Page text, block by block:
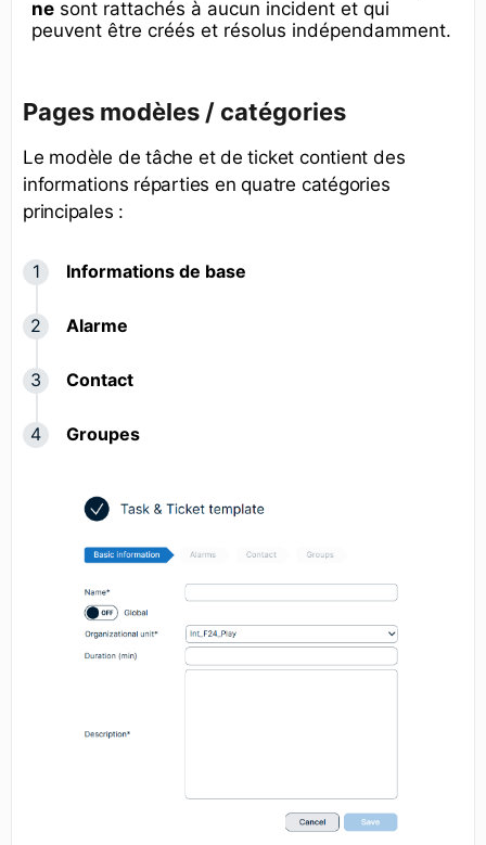
ne sont rattachés à aucun incident et qui
peuvent être créés et résolus indépendamment.
Pages modèles / catégories
Le modèle de tâche et de ticket contient des
informations réparties en quatre catégories
principales :
Informations de base
Alarme
Contact
Groupes